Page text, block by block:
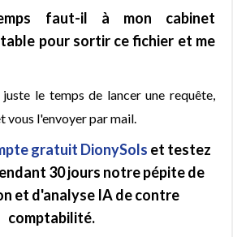
faut-il à mon cabinet
pour sortir ce fichier et me
juste le temps de lancer une requête,
vous l'envoyer par mail.
gratuit DionySols et testez
30 jours notre pépite de
et d'analyse IA de contre
comptabilité.